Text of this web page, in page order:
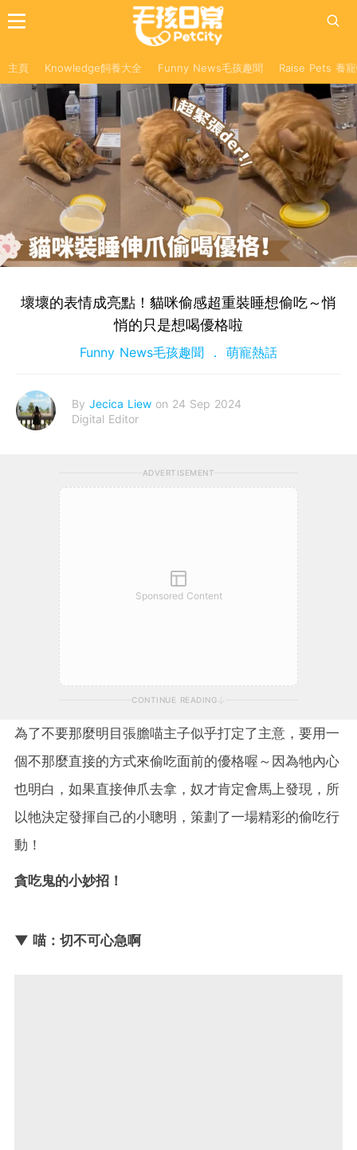
主頁 Knowledge飼養大全 Funny News毛孩趣聞 Raise Pets 養
壞壞的表情成亮點！貓咪偷感超重裝睡想偷吃～悄
悄的只是想喝優格啦
Funny News毛孩趣聞 萌寵熱話
By Jecica Liew on 24 Sep 2024
Digital Editor
ADVERTISEMENT
Sponsored Content
CONTINUE READING
為了不要那麼明目張膽喵主子似乎打定了主意，要用一
個不那麼直接的方式來偷吃面前的優格喔～因為牠內心
也明白，如果直接伸爪去拿，奴才肯定會馬上發現，所
以牠決定發揮自己的小聰明，策劃了一場精彩的偷吃行
動！
貪吃鬼的小妙招！
▼ 喵：切不可心急啊